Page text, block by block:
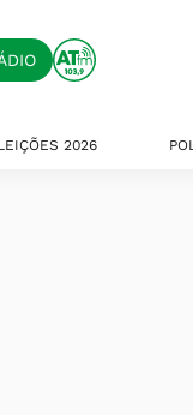
2026